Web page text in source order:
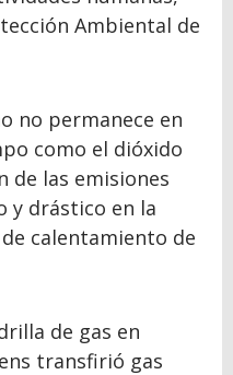
Ambiental de
no permanece en
como el dióxido
de las emisiones
y drástico en la
calentamiento de
de gas en
transfirió gas